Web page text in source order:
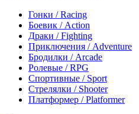
Гонки / Racing
Боевик / Action
Драки / Fighting
Приключения / Adventure
Бродилки / Arcade
Ролевые / RPG
Спортивные / Sport
Стрелялки / Shooter
Платформер / Platformer